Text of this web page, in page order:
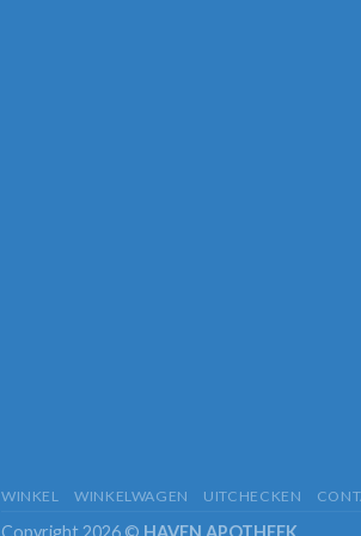
WINKEL WINKELWAGEN UITCHECKEN
Copyright 2026 © HAVEN APOTHEEK